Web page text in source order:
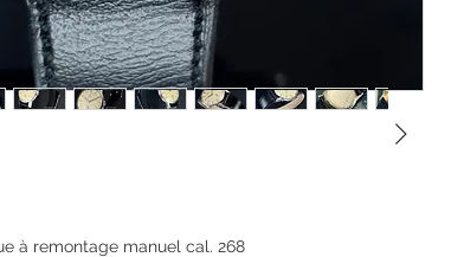
à remontage manuel cal. 268